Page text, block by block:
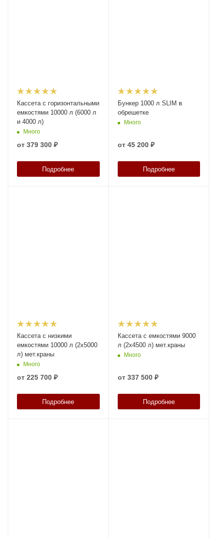
Кассета с горизонтальными
емкостями 10000 л (6000 л
и 4000 л)
Много
от 379 300 ₽
Подробнее
Бункер 1000 л SLIM в
обрешетке
Много
от 45 200 ₽
Подробнее
Кассета с низкими
емкостями 10000 л (2х5000
л) мет.краны
Много
от 225 700 ₽
Подробнее
Кассета с емкостями 9000
л (2х4500 л) мет.краны
Много
от 337 500 ₽
Подробнее